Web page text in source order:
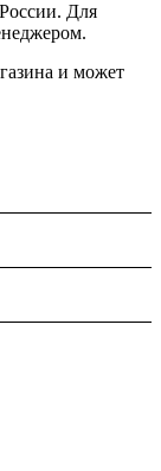
Для
и может